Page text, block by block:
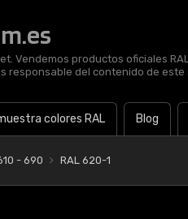
Vendemos productos oficiales
responsable del contenido de este
colores RAL Blog
- 690 RAL 620-1